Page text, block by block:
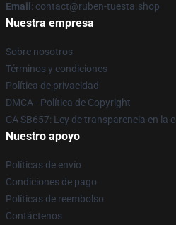
Email : contact@ruben-tuesta.shop
Nuestra empresa
Sobre nosotros
Términos y condiciones
Política de privacidad
DMCA - Política de Copyright
CA SB657: Ley de transparencia en la
Nuestro apoyo
Políticas de envío
Condiciones de pago
Políticas de reembolso
Contáctenos